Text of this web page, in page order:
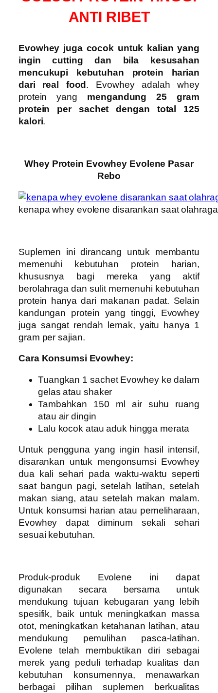
ANTI RIBET
Evowhey juga cocok untuk kalian yang
ingin cutting dan bila kesusahan
mencukupi kebutuhan protein harian
dari real food . Evowhey adalah whey
protein yang mengandung 25 gram
protein per sachet dengan total 125
kalori.
Whey Protein Evowhey Evolene Pasar
Rebo
kenapa whey evolene disarankan saat olahraga
Suplemen ini dirancang untuk membantu
memenuhi kebutuhan protein harian,
khususnya bagi mereka yang aktif
berolahraga dan sulit memenuhi kebutuhan
protein hanya dari makanan padat. Selain
kandungan protein yang tinggi, Evowhey
juga sangat rendah lemak, yaitu hanya 1
gram per sajian.
Cara Konsumsi Evowhey:
Tuangkan 1 sachet Evowhey ke dalam
gelas atau shaker
Tambahkan 150 ml air suhu ruang
atau air dingin
Lalu kocok atau aduk hingga merata
Untuk pengguna yang ingin hasil intensif,
disarankan untuk mengonsumsi Evowhey
dua kali sehari pada waktu-waktu seperti
saat bangun pagi, setelah latihan, setelah
makan siang, atau setelah makan malam.
Untuk konsumsi harian atau pemeliharaan,
Evowhey dapat diminum sekali sehari
sesuai kebutuhan.
Produk-produk Evolene ini dapat
digunakan secara bersama untuk
mendukung tujuan kebugaran yang lebih
spesifik, baik untuk meningkatkan massa
otot, meningkatkan ketahanan latihan, atau
mendukung pemulihan pasca-latihan.
Evolene telah membuktikan diri sebagai
merek yang peduli terhadap kualitas dan
kebutuhan konsumennya, menawarkan
berbagai pilihan suplemen berkualitas